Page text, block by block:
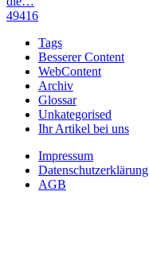
49416
Tags
Besserer Content
WebContent
Archiv
Glossar
Unkategorised
Ihr Artikel bei uns
Impressum
Datenschutzerklärung
AGB